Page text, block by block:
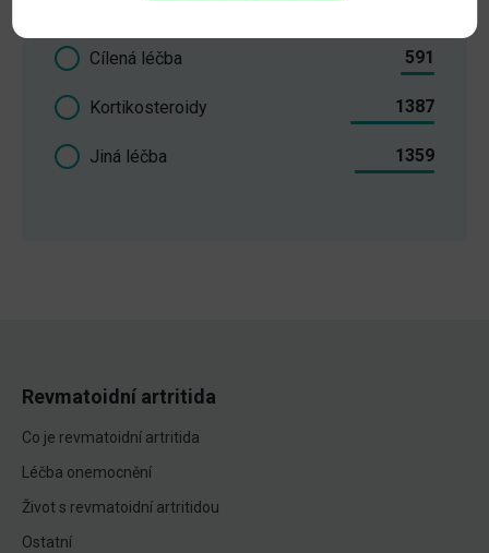
Cílená léčba 591
Kortikosteroidy 1387
Jiná léčba 1359
Revmatoidní artritida
Co je revmatoidní artritida
Léčba onemocnění
Život s revmatoidní artritidou
Ostatní